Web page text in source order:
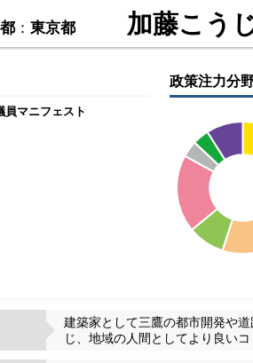
：東京都 加藤こう
員マニフェスト
政策注力分
建築家として三鷹の都市開発や
じ、地域の人間としてより良い